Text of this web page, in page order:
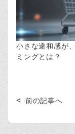
小さな違和感が
ミングとは？
前の記事へ